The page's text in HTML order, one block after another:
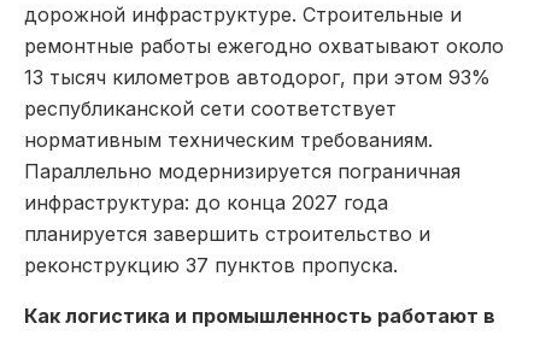
дорожной инфраструктуре. Строительные и
ремонтные работы ежегодно охватывают около
13 тысяч километров автодорог, при этом 93%
республиканской сети соответствует
нормативным техническим требованиям.
Параллельно модернизируется пограничная
инфраструктура: до конца 2027 года
планируется завершить строительство и
реконструкцию 37 пунктов пропуска.
Как логистика и промышленность работают в